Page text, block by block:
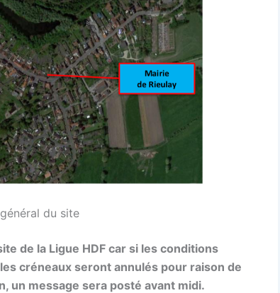
du site
de la Ligue HDF car si les conditions
créneaux seront annulés pour raison de
un message sera posté avant midi.